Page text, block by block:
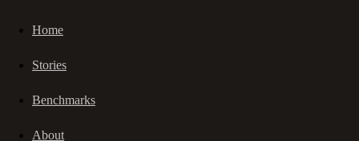
Home
Stories
Benchmarks
About